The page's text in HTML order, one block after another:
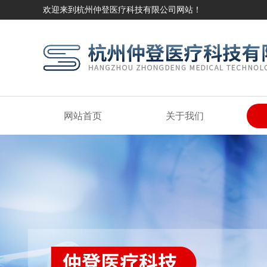
欢迎来到杭州仲登医疗科技有限公司网站！
网站首页 关于我们